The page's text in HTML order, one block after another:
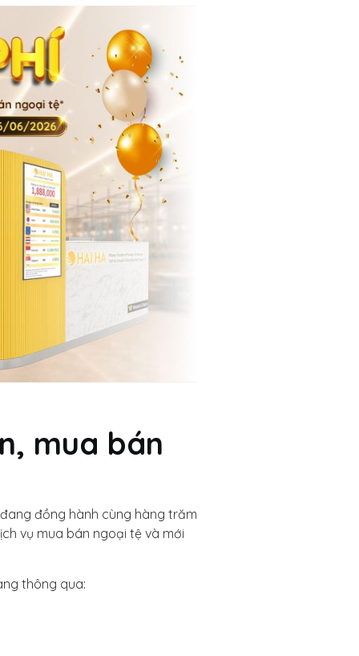
mua bán
đồng hành cùng hàng trăm
vụ mua bán ngoại tệ và mới
thông qua: